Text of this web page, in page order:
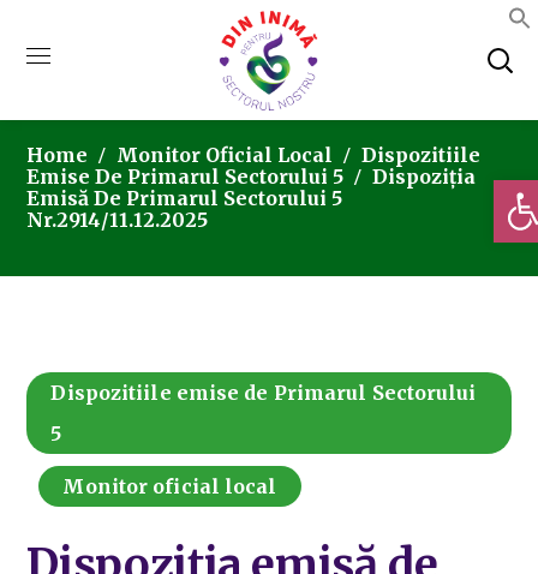
Home Monitor Oficial Local
Dispozitiile
Emise De Primarul Sectorului 5
Dispoziția
Emisă De Primarul Sectorului 5
Nr.2914/11.12.2025
Dispozitiile emise de Primarul Sectorului
5
Monitor oficial local